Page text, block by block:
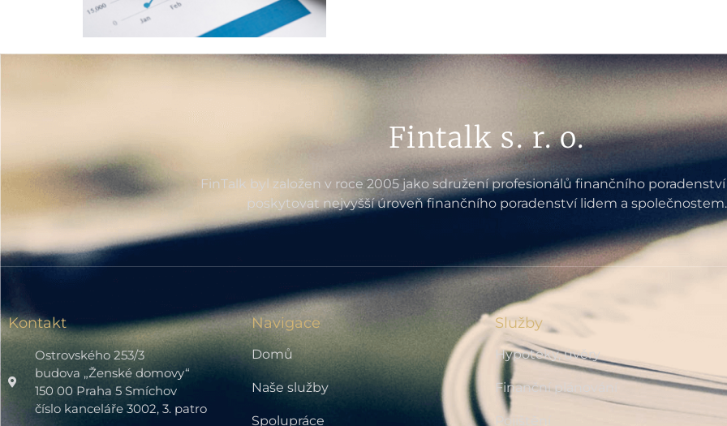
Fintalk s. r. o.
FinTalk byl založen v roce 2005 jako sdružení profesionálů finančního
poskytovat nejvyšší úroveň finančního poradenství lidem a společnostem.
Kontakt
Ostrovského 253/3
budova „Ženské domovy“
150 00 Praha 5 Smíchov
číslo kanceláře 3002, 3. patro
Navigace
Domů
Naše služby
Spolupráce
Služby
Hypotéky, úvěry
Finanční plánování
Pojištění